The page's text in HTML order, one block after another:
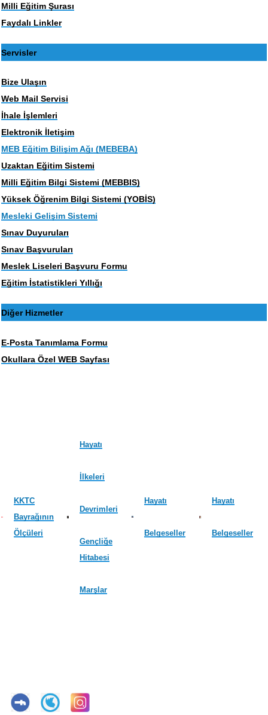
Milli Eğitim Şurası
Faydalı Linkler
Servisler
Bize Ulaşın
Web Mail Servisi
İhale İşlemleri
Elektronik İletişim
MEB Eğitim Bilişim Ağı (MEBEBA)
Uzaktan Eğitim Sistemi
Milli Eğitim Bilgi Sistemi (MEBBIS)
Yüksek Öğrenim Bilgi Sistemi (YOBİS)
Mesleki Gelişim Sistemi
Sınav Duyuruları
Sınav Başvuruları
Meslek Liseleri Başvuru Formu
Eğitim İstatistikleri Yıllığı
Diğer Hizmetler
E-Posta Tanımlama Formu
Okullara Özel WEB Sayfası
KKTC
Bayrağının
Ölçüleri
Hayatı
İlkeleri
Devrimleri
Gençliğe
Hitabesi
Marşlar
Hayatı
Belgeseller
Hayatı
Belgeseller